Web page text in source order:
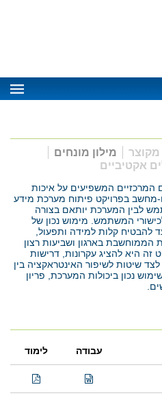
מקוצר
מילון מונחים
אקטיביים
המשפיעים על איכות
בפרויקט פיתוח מערכת מידע
לבין המערכת יותאם בצורה
המשתמש. מימוש נכון של
להבטיח קלות למידה ותפעול,
בארגון ושביעות רצון
היא להציג עקרונות, דרישות
שיטות לשיפור האינטראקציה בין
נכון ביכולות המערכת, פריון
עבודה לימוד